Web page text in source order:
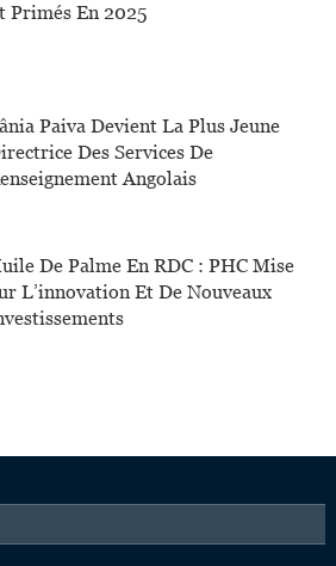
Primés En 2025
Paiva Devient La Plus Jeune
Des Services De
Angolais
De Palme En RDC : PHC Mise
L’innovation Et De Nouveaux